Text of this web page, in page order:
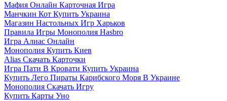
Мафия Онлайн Карточная Игра
Манчкин Кот Купить Украина
Магазин Настольных Игр Харьков
Правила Игры Монополия Hasbro
Игра Алиас Онлайн
Монополия Купить Киев
Alias Скачать Карточки
Игра Пати В Кровати Купить Украина
Купить Лего Пираты Карибского Моря В Украине
Монополия Скачать Игру
Купить Карты Уно